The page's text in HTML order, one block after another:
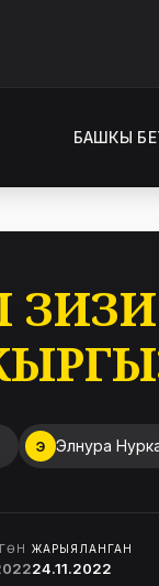
БАШКЫ
Э Элнура
ЖАРЫЯЛАНГАН
24.11.2022